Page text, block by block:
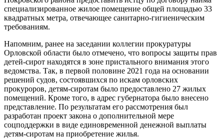
специализированное жилое помещение общей площадью 33
квадратных метра, отвечающее санитарно-гигиеническим
требованиям.
Напомним, ранее на заседании коллегии прокуратуры
Орловской области было отмечено, что вопросы защиты прав
детей-сирот находятся в зоне пристального внимания этого
ведомства. Так, в первой половине 2021 года на основании
решений судов, состоявшихся по искам орловских
прокуроров, детям-сиротам было предоставлено 27 жилых
помещений. Кроме того, в адрес губернатора было внесено
представление. По результатам его рассмотрения был
разработан проект закона о дополнительной мере
соцподдержки в виде единовременной денежной выплаты
детям-сиротам на приобретение жилья.